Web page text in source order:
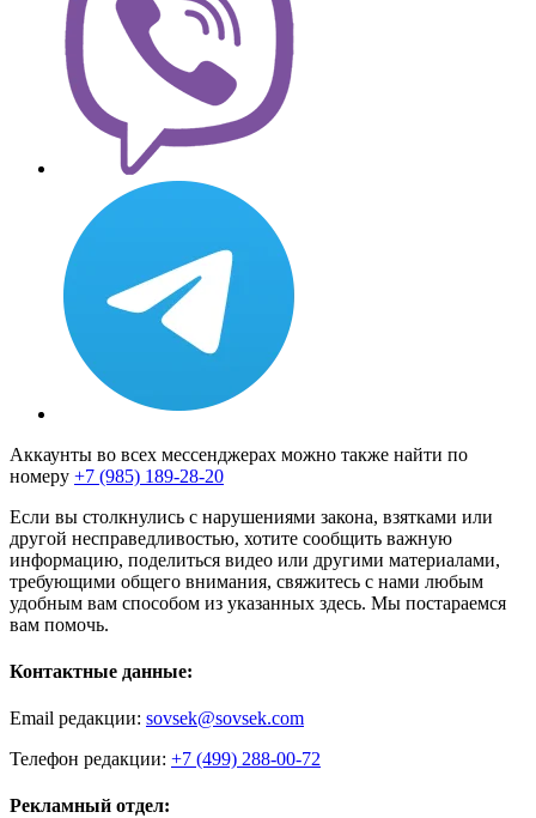
Аккаунты во всех мессенджерах можно также найти по
номеру +7 (985) 189-28-20
Если вы столкнулись с нарушениями закона, взятками или
другой несправедливостью, хотите сообщить важную
информацию, поделиться видео или другими материалами,
требующими общего внимания, свяжитесь с нами любым
удобным вам способом из указанных здесь. Мы постараемся
вам помочь.
Контактные данные:
Email редакции: sovsek@sovsek.com
Телефон редакции: +7 (499) 288-00-72
Рекламный отдел: